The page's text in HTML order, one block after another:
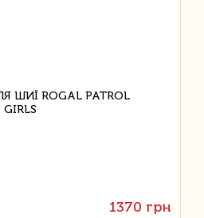
1370 грн